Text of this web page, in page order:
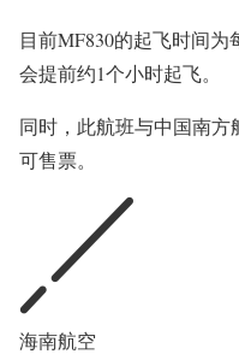
目前MF830的起飞时间
会提前约1个小时起飞。
同时，此航班与中国南
可售票。
海南航空